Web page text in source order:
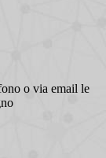
o via email le